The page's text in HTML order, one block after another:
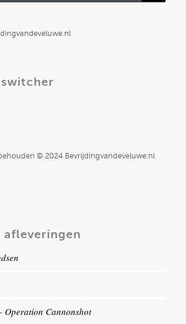
© 2024 Bevrijdingvandeveluwe.nl
afleveringen
Operation Cannonshot